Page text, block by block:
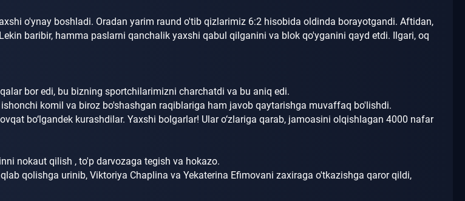
o'ynay boshladi. Oradan yarim raund o'tib qizlarimiz 6:2 hisobida oldinda borayotgandi. Aftidan,
Lekin baribir, hamma paslarni qanchalik yaxshi qabul qilganini va blok qo'yganini qayd etdi. Ilgari, oq
bor edi, bu bizning sportchilarimizni charchatdi va bu aniq edi.
komil va biroz bo'shashgan raqiblariga ham javob qaytarishga muvaffaq bo'lishdi.
bo‘lgandek kurashdilar. Yaxshi bolgarlar! Ular o‘zlariga qarab, jamoasini olqishlagan 4000 nafar
nokaut qilish , to'p darvozaga tegish va hokazo.
qolishga urinib, Viktoriya Chaplina va Yekaterina Efimovani zaxiraga o'tkazishga qaror qildi,